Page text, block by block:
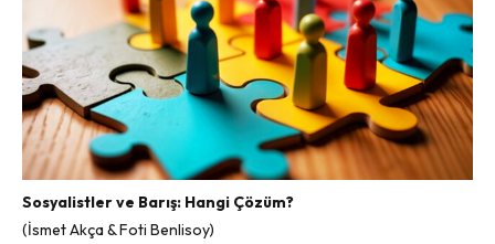
Sosyalistler ve Barış: Hangi Çözüm?
(İsmet Akça & Foti Benlisoy)